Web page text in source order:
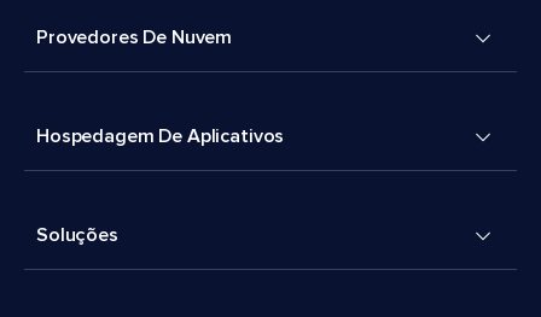
Provedores De Nuvem
Hospedagem De Aplicativos
Soluções